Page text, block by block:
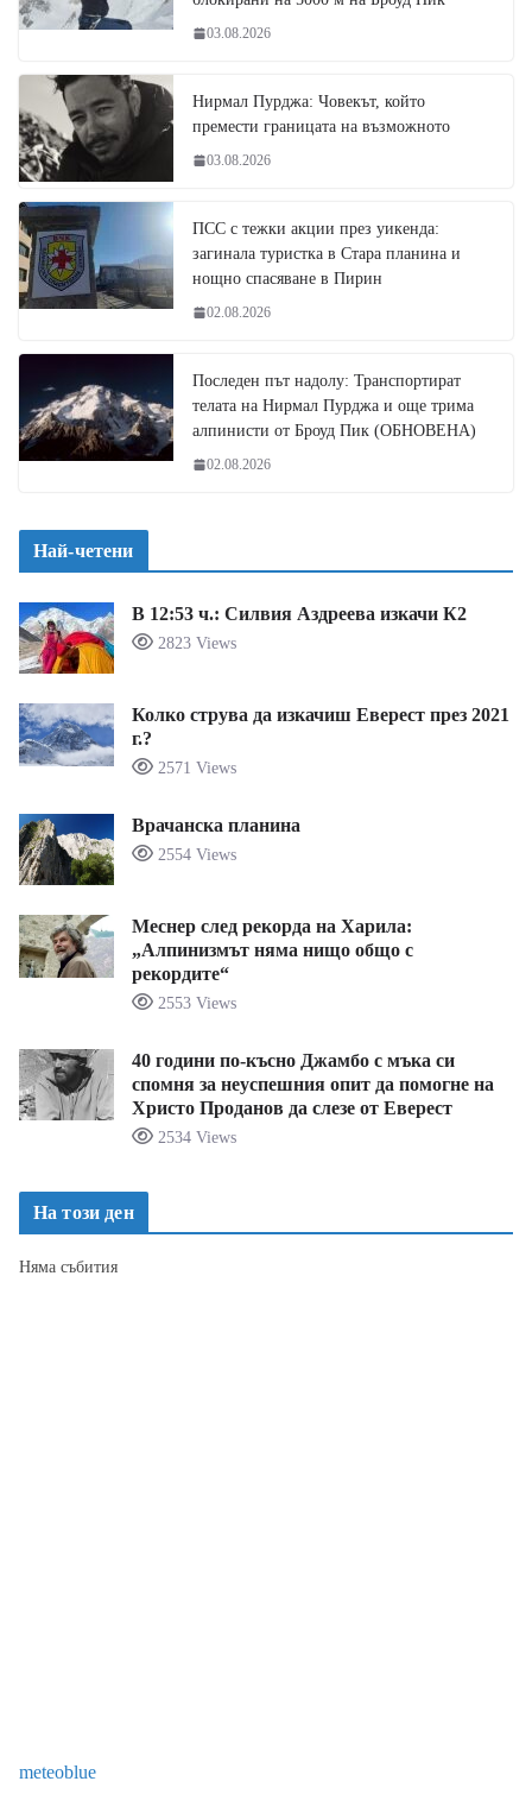
03.08.2026
Нирмал Пурджа: Човекът, който
премести границата на възможното
03.08.2026
ПСС с тежки акции през уикенда:
загинала туристка в Стара планина и
нощно спасяване в Пирин
02.08.2026
Последен път надолу: Транспортират
телата на Нирмал Пурджа и още трима
алпинисти от Броуд Пик (ОБНОВЕНА)
02.08.2026
Най-четени
В 12:53 ч.: Силвия Аздреева изкачи К2
2823 Views
Колко струва да изкачиш Еверест през 2021
г.?
2571 Views
Врачанска планина
2554 Views
Меснер след рекорда на Харила:
„Алпинизмът няма нищо общо с
рекордите“
2553 Views
40 години по-късно Джамбо с мъка си
спомня за неуспешния опит да помогне на
Христо Проданов да слезе от Еверест
2534 Views
На този ден
Няма събития
meteoblue